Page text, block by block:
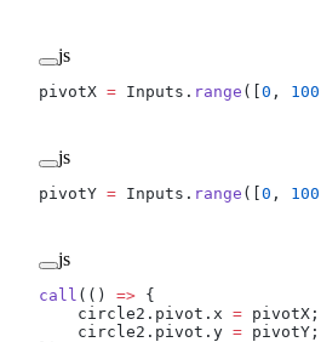
js
pivotX = Inputs. range ([0 , 100
js
pivotY = Inputs. range ([0 , 100
js
call (() => {
    circle2.pivot.x
= pivotX;
    circle2.pivot.y
= pivotY;